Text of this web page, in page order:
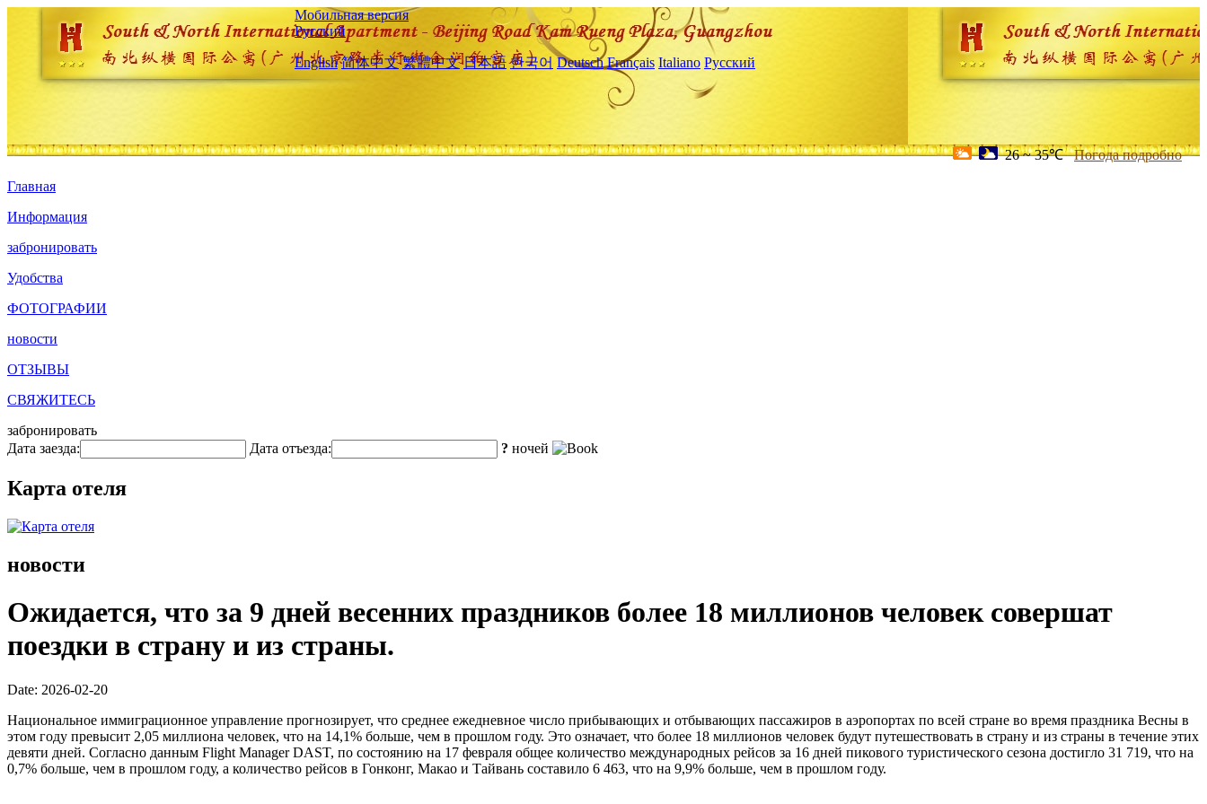
Мобильная версия
Русский
English 简体中文 繁體中文 日本語 한국어 Deutsch Français Italiano Русский
26 ~ 35℃ Погода подробно
Главная
Информация
забронировать
Удобства
ФОТОГРАФИИ
новости
ОТЗЫВЫ
СВЯЖИТЕСЬ
забронировать
Дата заезда:
Дата отъезда: ? ночей
Карта отеля
новости
Ожидается, что за 9 дней весенних праздников более 18 миллионов человек совершат
поездки в страну и из страны.
Date: 2026-02-20
Национальное иммиграционное управление прогнозирует, что среднее ежедневное число прибывающих и отбывающих пассажиров в аэропортах по всей стране во время праздника Весны в
этом году превысит 2,05 миллиона человек, что на 14,1% больше, чем в прошлом году. Это означает, что более 18 миллионов человек будут путешествовать в страну и из страны в течение этих
девяти дней. Согласно данным Flight Manager DAST, по состоянию на 17 февраля общее количество международных рейсов за 16 дней пикового туристического сезона достигло 31 719, что на
0,7% больше, чем в прошлом году, а количество рейсов в Гонконг, Макао и Тайвань составило 6 463, что на 9,9% больше, чем в прошлом году.